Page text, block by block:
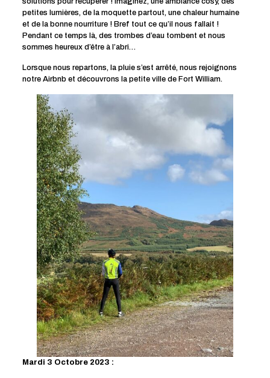
petites lumières, de la moquette partout, une chaleur humaine
et de la bonne nourriture ! Bref tout ce qu’il nous fallait !
Pendant ce temps là, des trombes d’eau tombent et nous
sommes heureux d’être à l’abri…
Lorsque nous repartons, la pluie s’est arrêté, nous rejoignons
notre Airbnb et découvrons la petite ville de Fort William.
Mardi 3 Octobre 2023 :